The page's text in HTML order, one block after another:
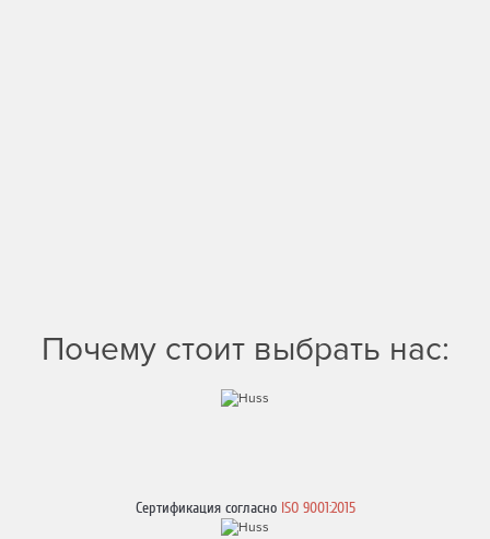
Почему стоит выбрать нас:
Сертификация согласноISO 9001:2015